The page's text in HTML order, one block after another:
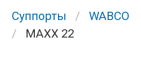
Суппорты
WABCO
MAXX 22